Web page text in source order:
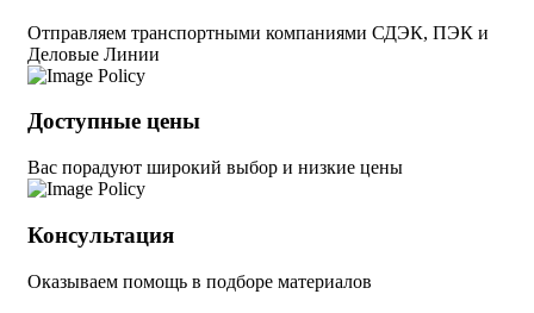
Отправляем транспортными компаниями СДЭК, ПЭК и
Деловые Линии
Доступные цены
Вас порадуют широкий выбор и низкие цены
Консультация
Оказываем помощь в подборе материалов